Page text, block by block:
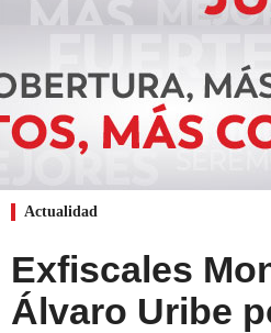
Actualidad
Exfiscales
Álvaro Uribe